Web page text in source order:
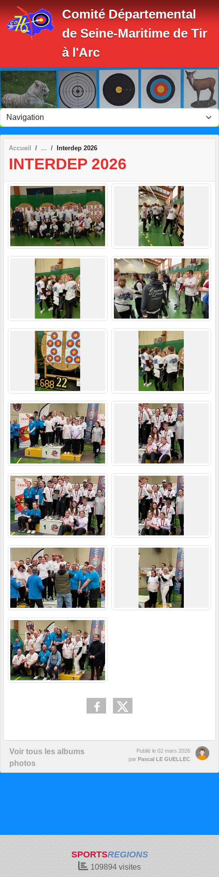
Comité Départemental
de Seine-Maritime de Tir
à l'Arc
Accueil Interdep 2026
INTERDEP 2026
Voir tous les albums
photos
Publié le 02 mars 2026
par Pascal LE GUELLEC
SPORTSREGIONS
109894 visites
Panneau de gestion des cookies